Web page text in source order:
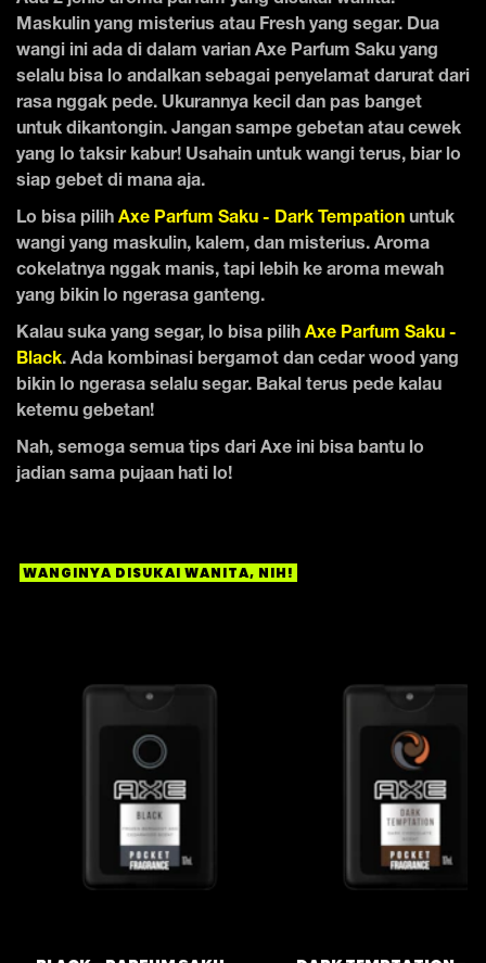
Maskulin yang misterius atau Fresh yang segar. Dua
wangi ini ada di dalam varian Axe Parfum Saku yang
selalu bisa lo andalkan sebagai penyelamat darurat dari
rasa nggak pede. Ukurannya kecil dan pas banget
untuk dikantongin. Jangan sampe gebetan atau cewek
yang lo taksir kabur! Usahain untuk wangi terus, biar lo
siap gebet di mana aja.
Lo bisa pilih Axe Parfum Saku - Dark Tempation untuk
wangi yang maskulin, kalem, dan misterius. Aroma
cokelatnya nggak manis, tapi lebih ke aroma mewah
yang bikin lo ngerasa ganteng.
Kalau suka yang segar, lo bisa pilih Axe Parfum Saku -
Black. Ada kombinasi bergamot dan cedar wood yang
bikin lo ngerasa selalu segar. Bakal terus pede kalau
ketemu gebetan!
Nah, semoga semua tips dari Axe ini bisa bantu lo
jadian sama pujaan hati lo!
WANGINYA DISUKAI WANITA, NIH!